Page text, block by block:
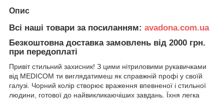
Опис
Всі наші товари за посиланням: avadona.com.ua
Безкоштовна доставка замовлень від 2000 грн.
при передоплаті
Привіт стильний захисник! З цими нітриловими рукавичками
від MEDICOM ти виглядатимеш як справжній профі у своїй
галузі. Чорний колір створює враження впевненої і стильної
людини, готової до найвикликаючіших завдань. Їхня легка